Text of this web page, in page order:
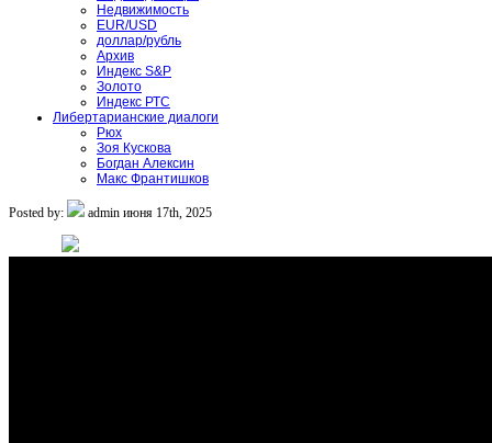
Недвижимость
EUR/USD
доллар/рубль
Архив
Индекс S&P
Золото
Индекс РТС
Либертарианские диалоги
Рюх
Зоя Кускова
Богдан Алексин
Макс Франтишков
Posted by: admin июня 17th, 2025